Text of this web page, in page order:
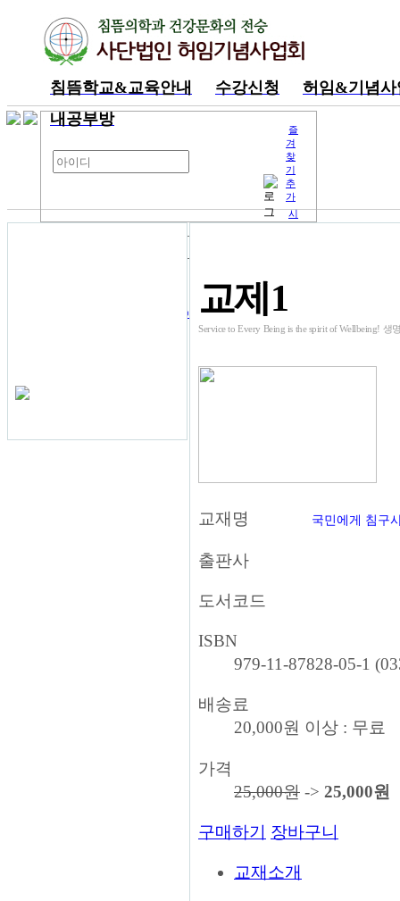
침뜸학교&교육안내 수강신청
허임&기념사
내공부방
즐
겨
찾
기
추
가
시
작
아이디/비밀번호 찾기
교제1
Service to Every Being is the spirit of Wellbeing!
교재명 국민에게 침구
출판사
도서코드
ISBN
979-11-87828-05-1
배송료
20,000원 이상 : 무료
가격
25,000원 -> 25,000원
구매하기 장바구니
교재소개